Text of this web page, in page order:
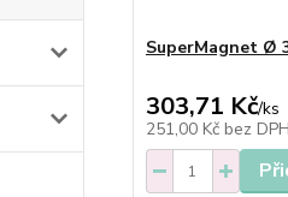
SuperMagnet Ø
303,71 Kč/ks
251,00 Kč bez DPH